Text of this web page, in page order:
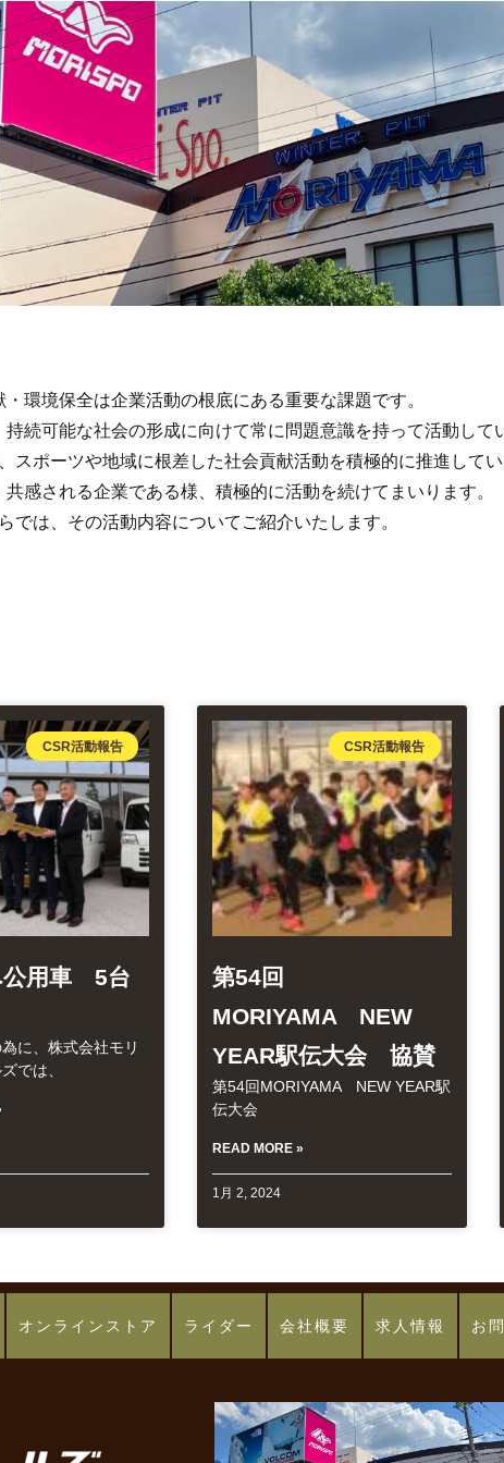
・環境保全は企業活動の根底にある重要な課題です。
続可能な社会の形成に向けて常に問題意識を持って活動して
スポーツや地域に根差した社会貢献活動を積極的に推進してい
共感される企業である様、積極的に活動を続けてまいります。
では、その活動内容についてご紹介いたします。
CSR活動報告
公用車 5台
に、株式会社モリ
では、
CSR活動報告
第54回
MORIYAMA NEW
YEAR駅伝大会 協賛
第54回MORIYAMA NEW YEAR駅
伝大会
READ MORE »
1月 2, 2024
オンラインストア ライダー 会社概要 求人情報 お